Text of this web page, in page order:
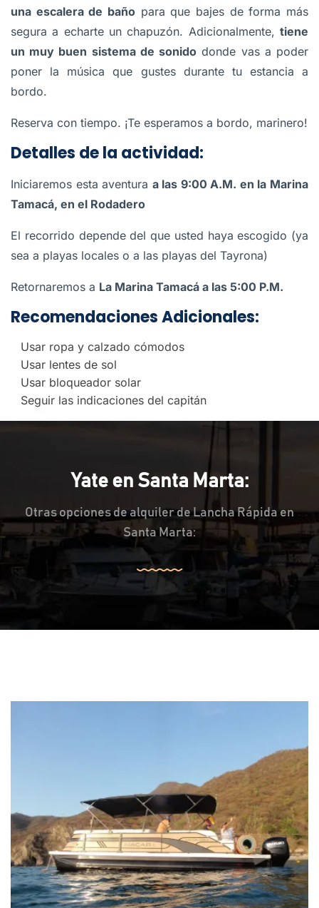
una escalera de baño para que bajes de forma más
segura a echarte un chapuzón. Adicionalmente, tiene
un muy buen sistema de sonido donde vas a poder
poner la música que gustes durante tu estancia a
bordo.
Reserva con tiempo. ¡Te esperamos a bordo, marinero!
Detalles de la actividad:
Iniciaremos esta aventura a las 9:00 A.M. en la Marina
Tamacá, en el Rodadero
El recorrido depende del que usted haya escogido (ya
sea a playas locales o a las playas del Tayrona)
Retornaremos a La Marina Tamacá a las 5:00 P.M.
Recomendaciones Adicionales:
Usar ropa y calzado cómodos
Usar lentes de sol
Usar bloqueador solar
Seguir las indicaciones del capitán
Yate en Santa Marta:
Otras opciones de alquiler de Lancha Rápida en
Santa Marta: